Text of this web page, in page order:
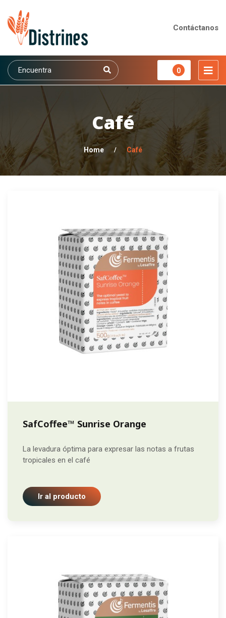
Contáctanos
0
Café
Home / Café
SafCoffee™ Sunrise Orange
La levadura óptima para expresar las notas a frutas
tropicales en el café
Ir al producto